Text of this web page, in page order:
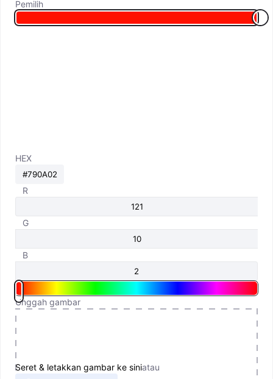
Pemilih
HEX
R
G
B
Unggah gambar
Seret & letakkan gambar ke siniatau